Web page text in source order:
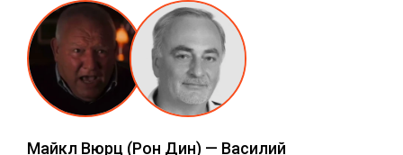
Майкл Вюрц (Рон Дин) — Василий